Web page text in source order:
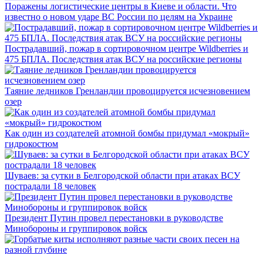
Поражены логистические центры в Киеве и области. Что
известно о новом ударе ВС России по целям на Украине
Пострадавший, пожар в сортировочном центре Wildberries и
475 БПЛА. Последствия атак ВСУ на российские регионы
Таяние ледников Гренландии провоцируется исчезновением
озер
Как один из создателей атомной бомбы придумал «мокрый»
гидрокостюм
Шуваев: за сутки в Белгородской области при атаках ВСУ
пострадали 18 человек
Президент Путин провел перестановки в руководстве
Минобороны и группировок войск